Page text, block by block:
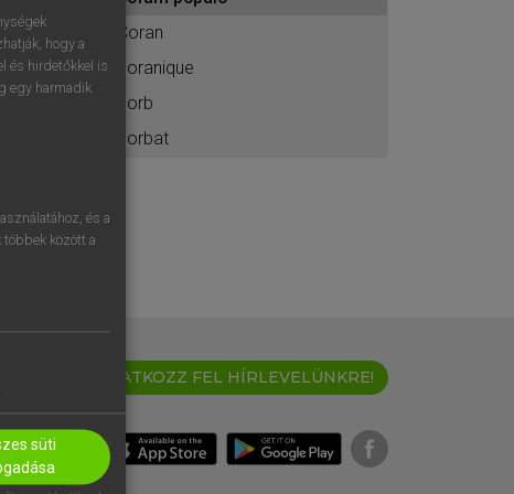
.
Coran
coranique
corb
corbat
IRATKOZZ FEL HÍRLEVELÜNKRE!
hogy a
és hirdetőkkel is
egy harmadik
és a
között a
süti